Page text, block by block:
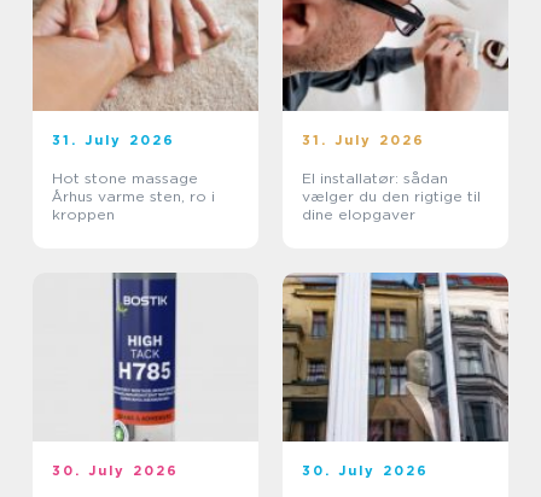
31. July 2026
Hot stone massage
Århus varme sten, ro i
kroppen
31. July 2026
El installatør: sådan
vælger du den rigtige til
dine elopgaver
30. July 2026 30. July 2026